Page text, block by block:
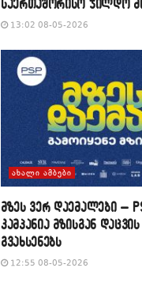
საერთაშორისო ჯილდო
13:02 08-05-2026
ᲐᲮᲐᲚᲘ ᲐᲛᲑᲔᲑᲘ
მზეს ვერ დაემალები –
კამპანია მზისგან
გვახსენებს
12:55 08-05-2026